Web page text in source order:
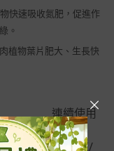
快速吸收氮肥，促進作
。
植物葉片肥大、生長快
物種類
連續使用
的建議
濃度(克/